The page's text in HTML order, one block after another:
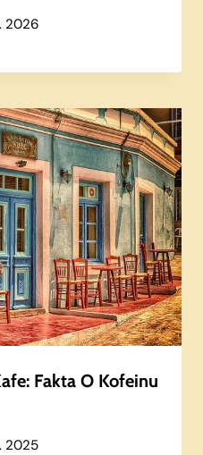
2026
Fakta O Kofeinu
2025